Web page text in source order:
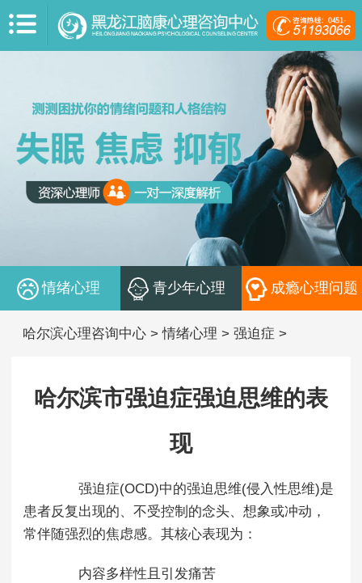
情绪心理 青少年心理 成瘾心理问题
哈尔滨心理咨询中心 >情绪心理 > 强迫症 >
哈尔滨市强迫症强迫思维的表
现
强迫症(OCD)中的强迫思维(侵入性思维)是
患者反复出现的、不受控制的念头、想象或冲动，
常伴随强烈的焦虑感。其核心表现为：
内容多样性且引发痛苦